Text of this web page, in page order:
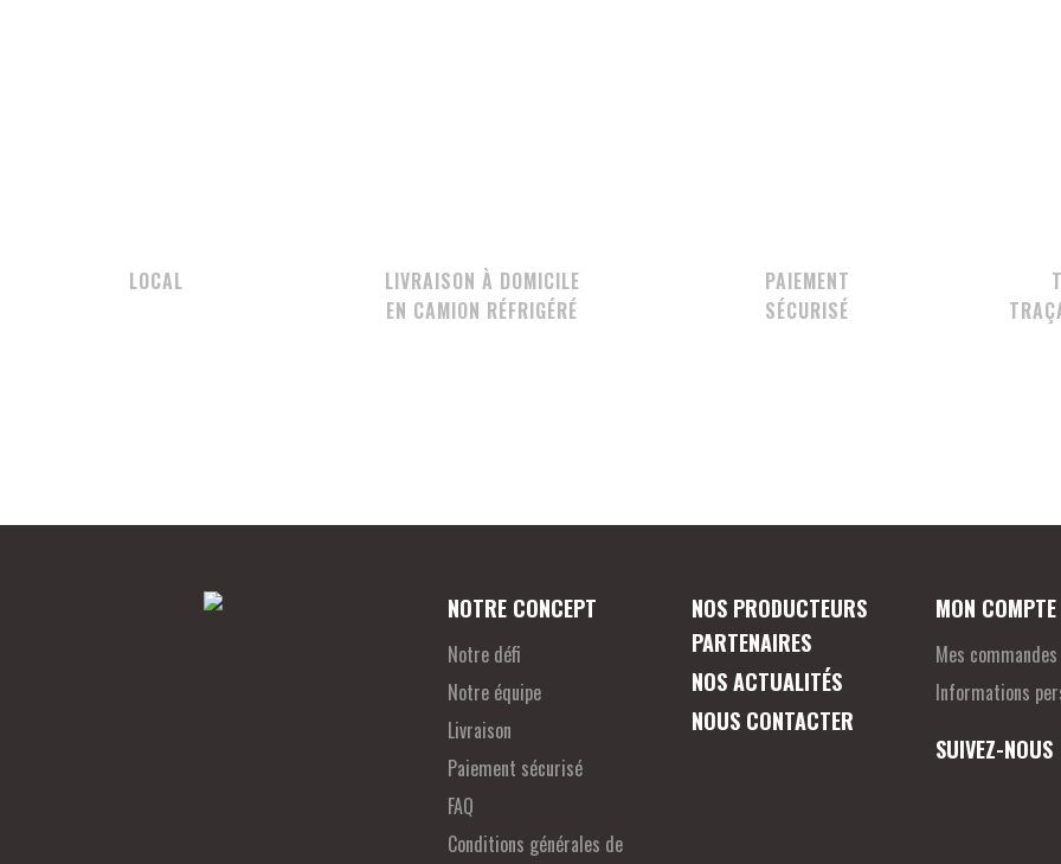
LOCAL
LIVRAISON À DOMICILE
EN CAMION RÉFRIGÉRÉ
PAIEMENT
SÉCURISÉ
NOTRE CONCEPT
Notre défi
Notre équipe
Livraison
Paiement sécurisé
FAQ
Conditions générales de
NOS PRODUCTEURS
PARTENAIRES
NOS ACTUALITÉS
NOUS CONTACTER
MON COMPTE
Mes commandes
Informations
SUIVEZ-NOUS